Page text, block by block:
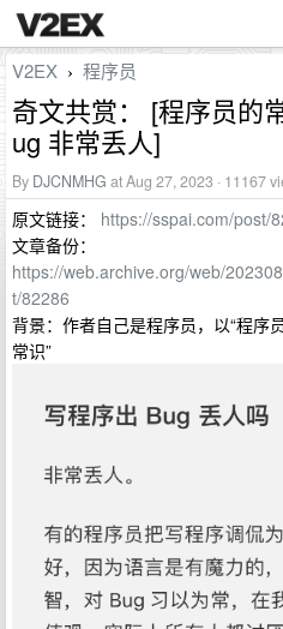
V2EX › 程序员
奇文共赏： [程序员的
ug 非常丢人]
By DJCNMHG at Aug 27, 2023 · 11167
原文链接： https://sspai.com/post/
文章备份：
https://web.archive.org/web/
t/82286
背景：作者自己是程序员，以“程序
常识”